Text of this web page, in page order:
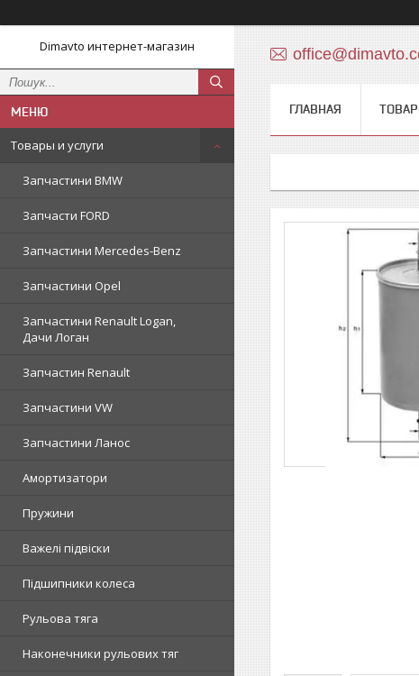
Dimavto интернет-магазин
Товары и услуги
Запчастини BMW
Запчасти FORD
Запчастини Mercedes-Benz
Запчастини Opel
Запчастини Renault Logan,
Дачи Логан
Запчастин Renault
Запчастини VW
Запчастини Ланос
Амортизатори
Пружини
Важелі підвіски
Підшипники колеса
Рульова тяга
Наконечники рульових тяг
ГЛАВНАЯ